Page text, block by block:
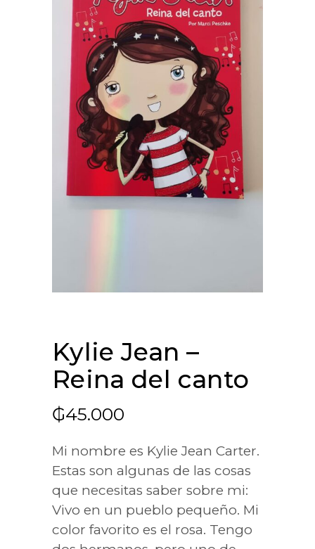
Kylie Jean –
Reina del canto
₲45.000
Mi nombre es Kylie Jean Carter.
Estas son algunas de las cosas
que necesitas saber sobre mi:
Vivo en un pueblo pequeño. Mi
color favorito es el rosa. Tengo